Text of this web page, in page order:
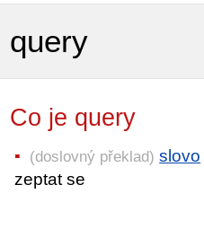
query
Co je query
(doslovný překlad) slovo
zeptat se